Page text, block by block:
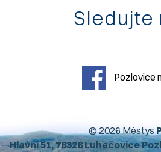
Sledujte
Pozlovice
© 2026 Městys
Hlavní 51, 76326 Luhačovice